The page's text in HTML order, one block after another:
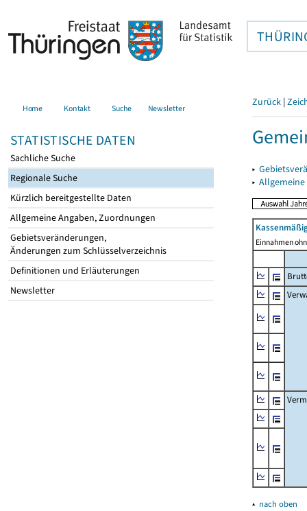
Home Kontakt Suche Newsletter
STATISTISCHE DATEN
Sachliche Suche
Regionale Suche
Kürzlich bereitgestellte Daten
Allgemeine Angaben, Zuordnungen
Gebietsveränderungen,
Änderungen zum Schlüsselverzeichnis
Definitionen und Erläuterungen
Newsletter
Zurück |
▸
▸
Einnahmen
▴ nach oben